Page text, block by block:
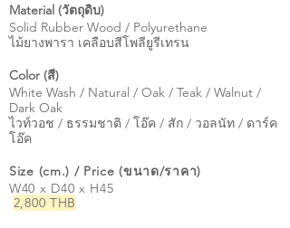
Material (วัตถุดิบ)
Solid Rubber Wood / Polyurethane
ไม้ยางพารา เคลือบสีโพลียูรีเทรน
Color (สี)
White Wash / Natural / Oak / Teak / Walnut /
Dark Oak
ไวท์วอช / ธรรมชาติ / โอ๊ค / สัก / วอลนัท / ดาร์ค
โอ๊ค
Size (cm.) / Price (ขนาด/ราคา)
W40 x D40 x H45
2,800 THB